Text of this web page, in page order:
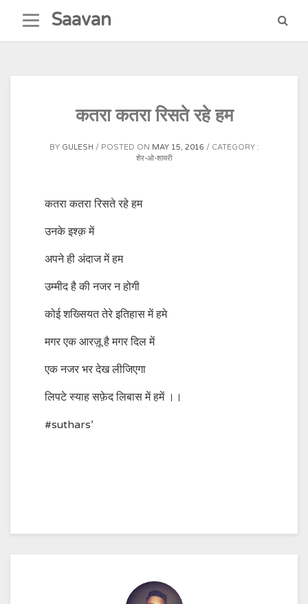
content
Saavan
कतरा कतरा रिसते रहे हम
BY GULESH POSTED ON MAY 15, 2016
CATEGORY :
शेर-ओ-शायरी
कतरा कतरा रिसते रहे हम
उनके इश्क़ में
अपने ही अंदाज में हम
उम्मीद है की नजर न होगी
कोई शख्सियत तेरे इतिहास में हमे
मगर एक आरज़ू है मगर दिल में
एक नजर भर देख लीजिएगा
लिपटे स्याह सफ़ेद लिबास में हमें ।।
#suthars’